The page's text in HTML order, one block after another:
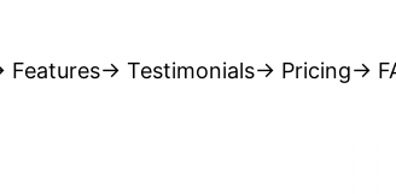
Features→ Testimonials→ Pricing→